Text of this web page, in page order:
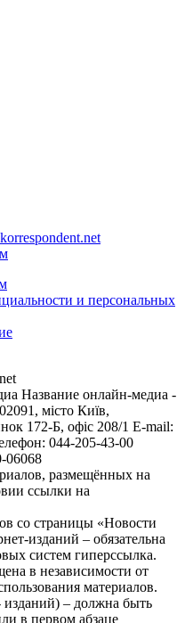
и персональных
Название онлайн-медиа -
місто Київ,
172-Б, офіс 208/1 E-mail:
044-205-43-00
06068
размещённых на
ссылки на
со страницы «Новости
изданий – обязательна
систем гиперссылка.
в независимости от
материалов.
изданий) – должна быть
в первом абзаце